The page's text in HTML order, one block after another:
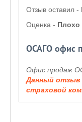
Отзыв оставил -
Оценка - Плохо
ОСАГО офис
Офис продаж
Данный отзыв
страховой